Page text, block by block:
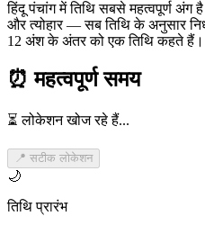
हिंदू पंचांग में तिथि सबसे महत्वपूर्ण अंग
और त्योहार — सब तिथि के अनुसार
12 अंश के अंतर को एक तिथि कहते हैं।
⏰महत्वपूर्ण समय
⏳ लोकेशन खोज रहे हैं...
📍 सटीक लोकेशन
🌙
तिथि प्रारंभ